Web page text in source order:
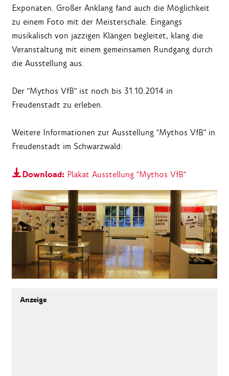
Exponaten. Großer Anklang fand auch die Möglichkeit
zu einem Foto mit der Meisterschale. Eingangs
musikalisch von jazzigen Klängen begleitet, klang die
Veranstaltung mit einem gemeinsamen Rundgang durch
die Ausstellung aus.
Der "Mythos VfB" ist noch bis 31.10.2014 in
Freudenstadt zu erleben.
Weitere Informationen zur Ausstellung "Mythos VfB" in
Freudenstadt im Schwarzwald:
Download: Plakat Ausstellung "Mythos VfB"